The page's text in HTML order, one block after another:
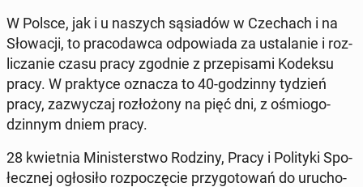
W Polsce, jak i u naszych są­sia­dów w Cze­chach i na
Sło­wa­cji, to pra­co­daw­ca od­po­wia­da za usta­la­nie i roz­
li­cza­nie czasu pracy zgodnie z prze­pi­sa­mi Kodeksu
pracy. W prak­ty­ce oznacza to 40-go­dzin­ny tydzień
pracy, za­zwy­czaj roz­ło­żo­ny na pięć dni, z ośmio­go­
dzin­nym dniem pracy.
28 kwiet­nia Mi­ni­ster­stwo Rodziny, Pracy i Po­li­ty­ki Spo­
łecz­nej ogło­si­ło roz­po­czę­cie przy­go­to­wań do uru­cho­